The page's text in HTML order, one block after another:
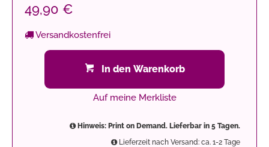
49,90 €
Versandkostenfrei
In den Warenkorb
Auf meine Merkliste
Hinweis: Print on Demand. Lieferbar in 5 Tagen.
Lieferzeit nach Versand: ca. 1-2 Tage